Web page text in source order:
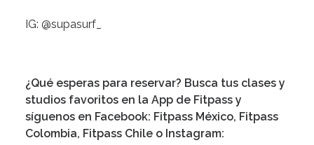
IG: @supasurf_
¿Qué esperas para reservar? Busca tus clases y
studios favoritos en la App de Fitpass y
síguenos en Facebook: Fitpass México, Fitpass
Colombia, Fitpass Chile o Instagram: